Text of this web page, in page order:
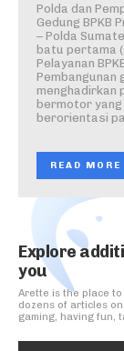
Polda dan
Gedung BPKB
– Polda
batu pertama
Pelayanan
Pembangunan
menghadirkan
bermotor
berorientasi
READ MORE
Explore
you
Arette is the place
dozens of articles
gaming, having fun,